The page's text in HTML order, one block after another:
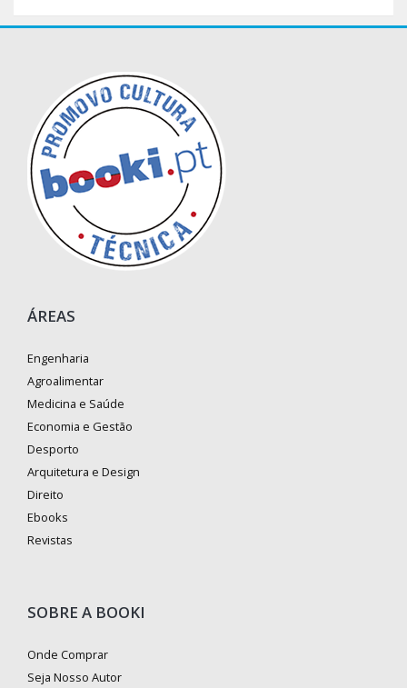
ÁREAS
Engenharia
Agroalimentar
Medicina e Saúde
Economia e Gestão
Desporto
Arquitetura e Design
Direito
Ebooks
Revistas
SOBRE A BOOKI
Onde Comprar
Seja Nosso Autor